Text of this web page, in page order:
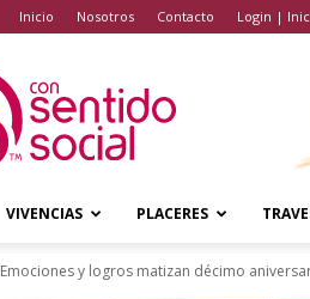
Inicio Nosotros Contacto Login |
VIVENCIAS PLACERES
Emociones y logros matizan décimo